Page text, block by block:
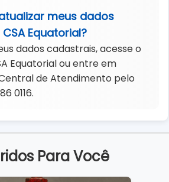
meus dados
Equatorial?
dados cadastrais, acesse o
Equatorial ou entre em
de Atendimento pelo
0116.
Para Você